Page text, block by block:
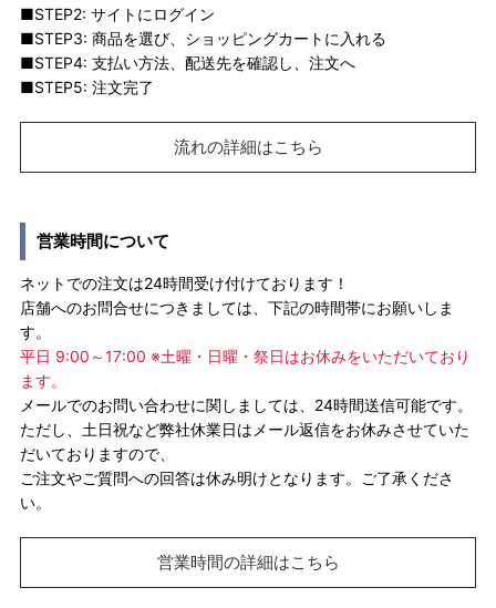
■STEP2: サイトにログイン
■STEP3: 商品を選び、ショッピングカートに入れる
■STEP4: 支払い方法、配送先を確認し、注文へ
■STEP5: 注文完了
流れの詳細はこちら
営業時間について
ネットでの注文は24時間受け付けております！
店舗へのお問合せにつきましては、下記の時間帯にお願いしま
す。
平日 9:00～17:00 ※土曜・日曜・祭日はお休みをいただいており
ます。
メールでのお問い合わせに関しましては、24時間送信可能です。
ただし、土日祝など弊社休業日はメール返信をお休みさせていた
だいておりますので、
ご注文やご質問への回答は休み明けとなります。ご了承くださ
い。
営業時間の詳細はこちら